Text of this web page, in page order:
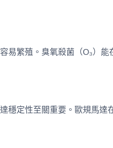
易繁殖。臭氧殺菌（O₃）
穩定性至關重要。歐規馬達